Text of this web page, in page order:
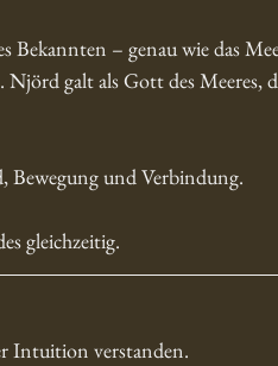
Bekannten – genau wie das
galt als Gott des Meeres,
Bewegung und Verbindung.
gleichzeitig.
Intuition verstanden.